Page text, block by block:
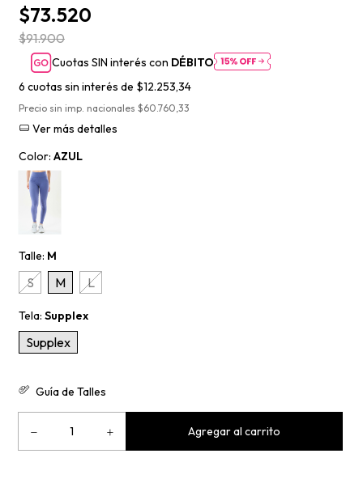
$73.520
$91.900
Cuotas SIN interés con DÉBITO
6 cuotas sin interés de $12.253,34
Precio sin imp. nacionales $60.760,33
Ver más detalles
Color: AZUL
Talle: M
S M L
Tela: Supplex
Supplex
Guía de Talles